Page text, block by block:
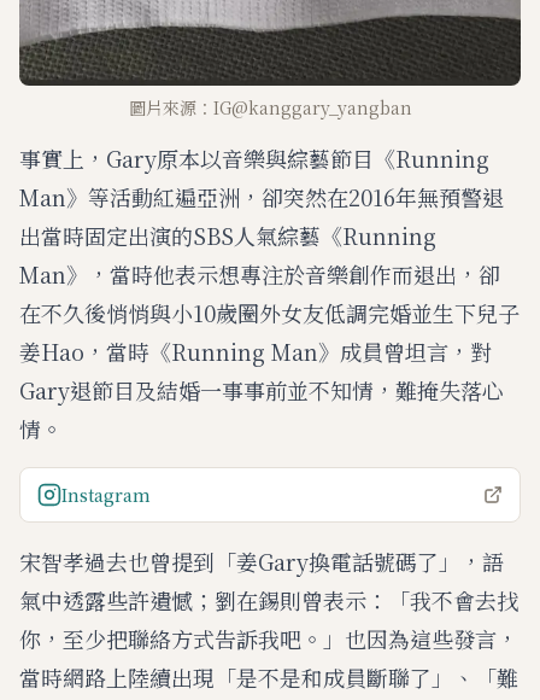
圖片來源：IG@kanggary_yangban
事實上，Gary原本以音樂與綜藝節目《Running
Man》等活動紅遍亞洲，卻突然在2016年無預警退
出當時固定出演的SBS人氣綜藝《Running
Man》，當時他表示想專注於音樂創作而退出，卻
在不久後悄悄與小10歲圈外女友低調完婚並生下兒子
姜Hao，當時《Running Man》成員曾坦言，對
Gary退節目及結婚一事事前並不知情，難掩失落心
情。
Instagram
宋智孝過去也曾提到「姜Gary換電話號碼了」，語
氣中透露些許遺憾；劉在錫則曾表示：「我不會去找
你，至少把聯絡方式告訴我吧。」也因為這些發言，
當時網路上陸續出現「是不是和成員斷聯了」、「難